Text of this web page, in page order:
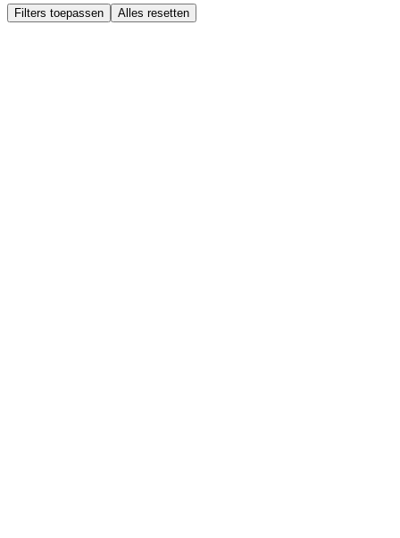
Filters toepassen Alles resetten